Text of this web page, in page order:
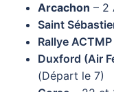
Arcachon – 2
Saint
Rallye ACTMP
Duxford (Air
(Départ le 7)